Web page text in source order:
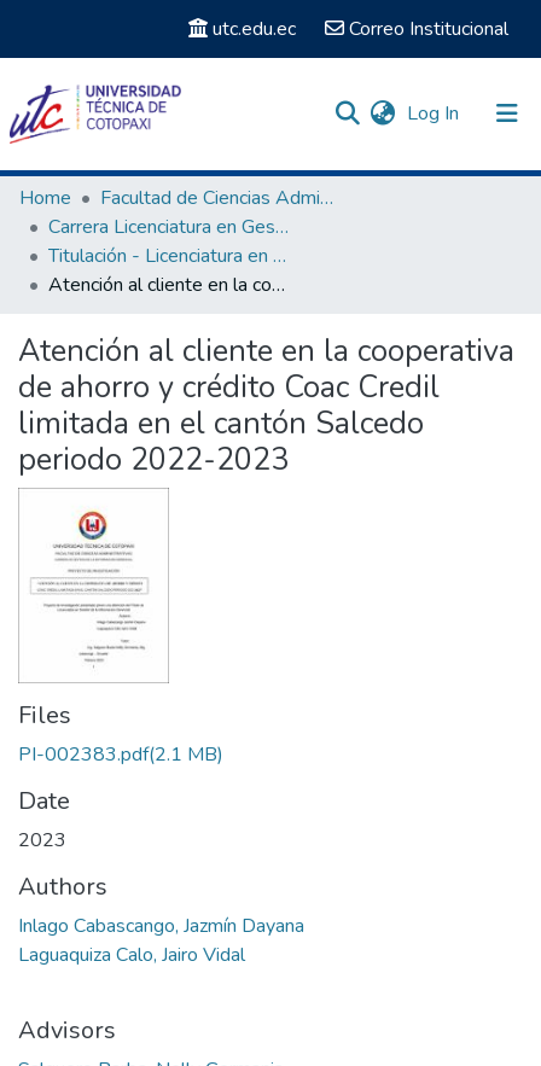
utc.edu.ec Correo Institucional
Log In (current)
Communities & Collections
Search
Statistics
Home
Facultad de Ciencias Administrativas y Económicas
Carrera Licenciatura en Gestión de la Información Gerencial
Titulación - Licenciatura en Gestión de la Información Gerencial
Atención al cliente en la cooperativa de ahorro y crédito Coac Credil limitada en el cantón Salcedo periodo 2022-2023
Atención al cliente en la cooperativa
de ahorro y crédito Coac Credil
limitada en el cantón Salcedo
periodo 2022-2023
Files
PI-002383.pdf(2.1 MB)
Date
2023
Authors
Inlago Cabascango, Jazmín Dayana
Laguaquiza Calo, Jairo Vidal
Advisors